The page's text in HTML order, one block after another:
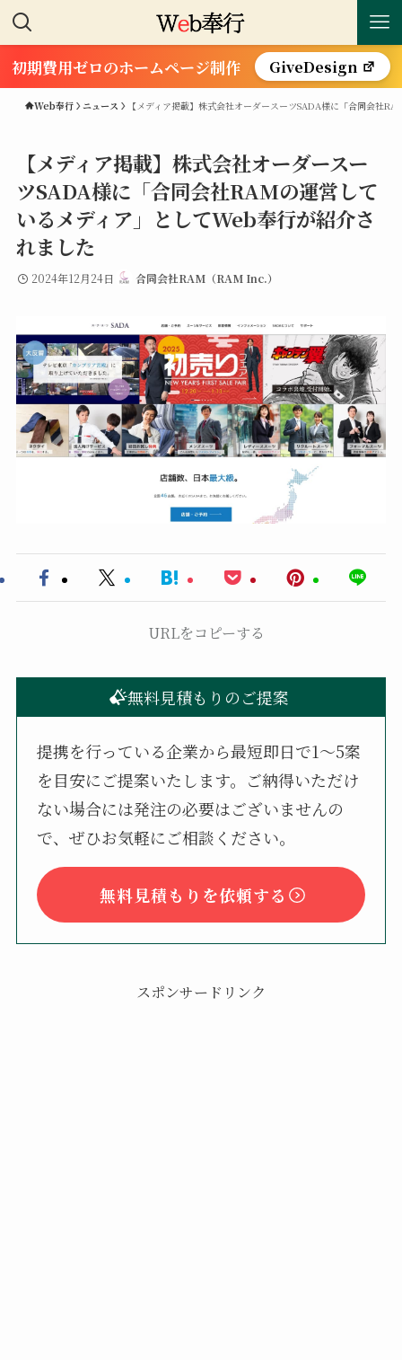
初期費用ゼロのホームページ制作 GiveDesign
Web奉行 ニュース 【メディア掲載】株式会社オーダースーツSADA様に「合同会社
【メディア掲載】株式会社オーダースー
ツSADA様に「合同会社RAMの運営して
いるメディア」としてWeb奉行が紹介さ
れました
2024年12月24日 合同会社RAM（RAM Inc.）
URLをコピーする
無料見積もりのご提案
提携を行っている企業から最短即日で1〜5案
を目安にご提案いたします。ご納得いただけ
ない場合には発注の必要はございませんの
で、ぜひお気軽にご相談ください。
無料見積もりを依頼する
スポンサードリンク